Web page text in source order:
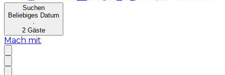
Suchen
Beliebiges Datum
·
2 Gäste
Mach mit